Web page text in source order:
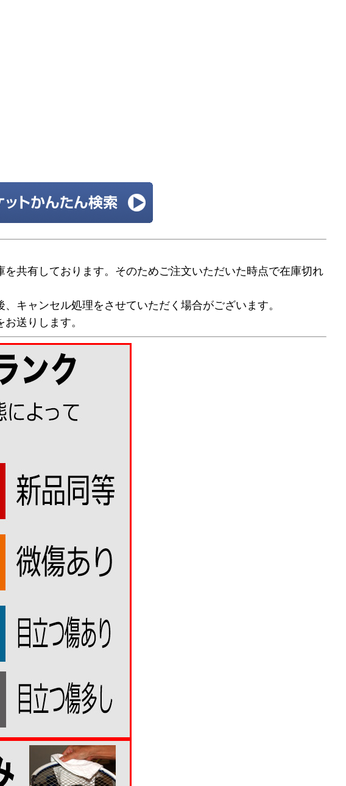
共有しております。そのためご注文いただいた時点で在庫切れ
キャンセル処理をさせていただく場合がございます。
送りします。